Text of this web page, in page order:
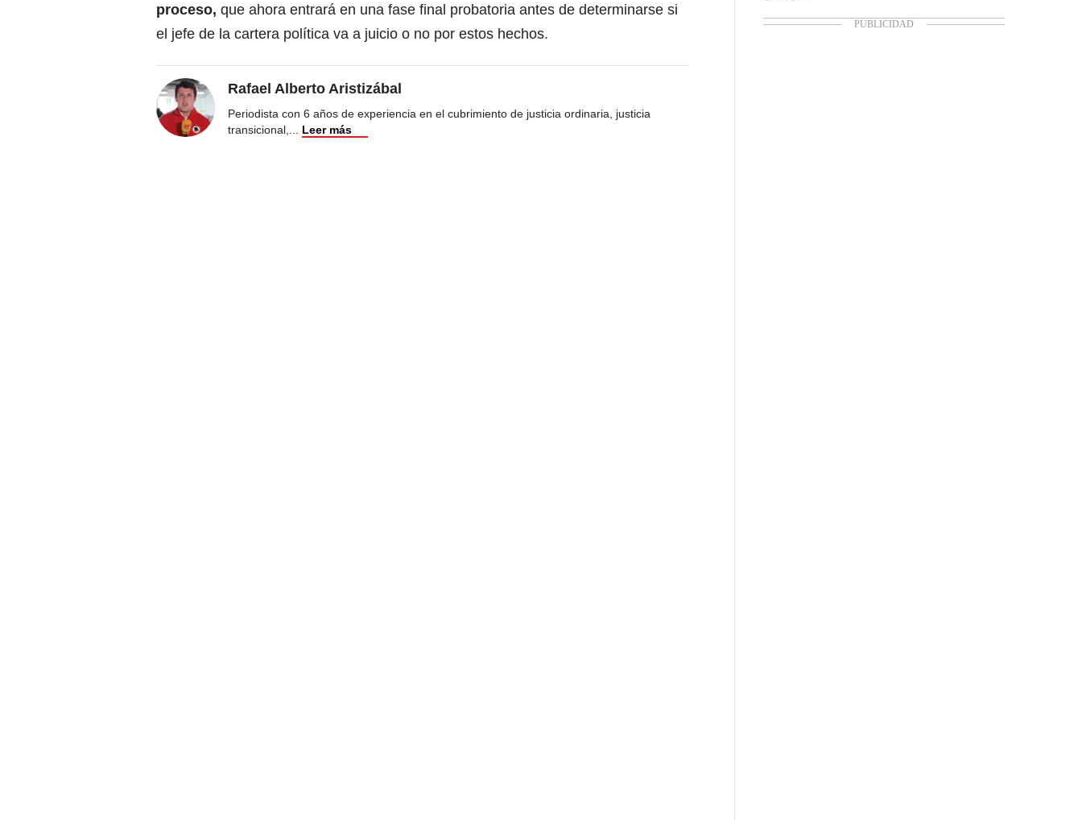
proceso, que ahora entrará en una fase final probatoria antes de determinarse si
el jefe de la cartera política va a juicio o no por estos hechos.
Rafael Alberto Aristizábal
Periodista con 6 años de experiencia en el cubrimiento de justicia ordinaria, justicia
transicional,... Leer más